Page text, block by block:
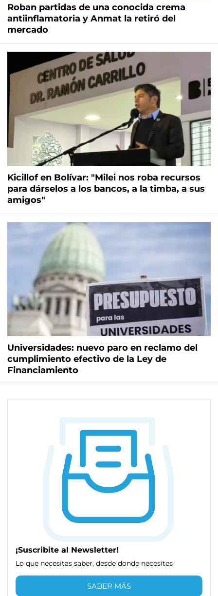
Roban partidas de una conocida crema
antiinflamatoria y Anmat la retiró del
mercado
Kicillof en Bolívar: "Milei nos roba recursos
para dárselos a los bancos, a la timba, a sus
amigos"
Universidades: nuevo paro en reclamo del
cumplimiento efectivo de la Ley de
Financiamiento
¡Suscribite al Newsletter!
Lo que necesitas saber, desde donde necesites
SABER MÁS